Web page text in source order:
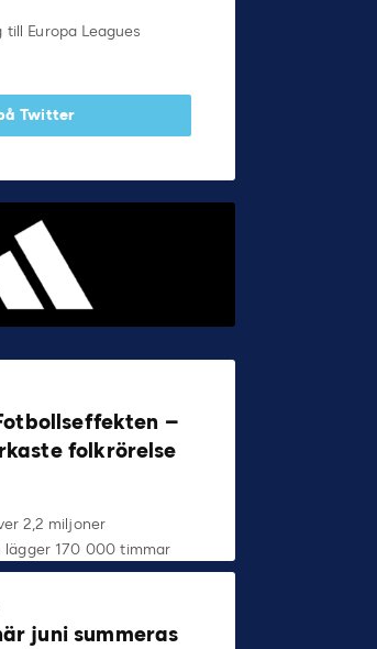
Europa Leagues
Twitter
–
folkrörelse
2,2 miljoner
170 000 timmar
juni summeras